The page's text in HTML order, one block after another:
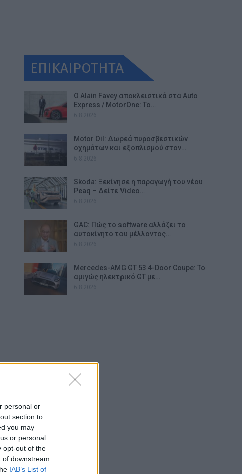
personal or
section to
you may
or personal
opt-out of the
of downstream
IAB’s List of
ΕΠΙΚΑΙΡΟΤΗΤΑ
Ο Alain Favey αποκλειστικά στα Auto
Express / MotorOne: Το…
Motor Oil: Δωρεά πυροσβεστικών
οχημάτων και εξοπλισμού στον…
Skoda: Ξεκίνησε η παραγωγή του νέου
Peaq – Δείτε Video…
GAC: Πώς το software αλλάζει το
αυτοκίνητο του μέλλοντος…
Mercedes-AMG GT 53 4-Door Coupe: Το
αμιγώς ηλεκτρικό GT με…